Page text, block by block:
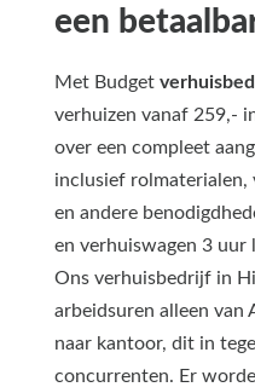
een
Met Budget
verhuizen vanaf 259,-
over een compleet
inclusief rolmaterialen,
en andere
en verhuiswagen 3
Ons verhuisbedrijf in
arbeidsuren alleen van
naar kantoor, dit in
concurrenten. Er